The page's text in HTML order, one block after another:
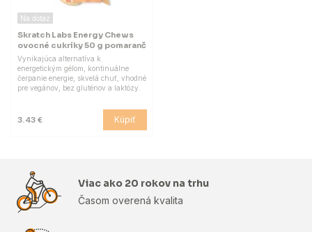
Na dotaz
Skratch Labs Energy Chews
ovocné cukríky 50 g pomaranč
Vynikajúca alternatíva k
energetickým gélom, kontinuálne
čerpanie energie, skvelá chuť, vhodné
pre vegánov, bez gluténov a laktózy.
3.43 € Kúpiť
Viac ako 20 rokov na trhu
Časom overená kvalita